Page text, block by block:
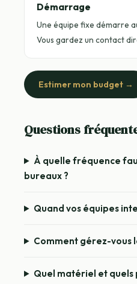
Démarrage
Une équipe fixe démarre
Vous gardez un contact
Estimer mon budget →
Questions
À quelle fréquence
bureaux ?
Quand vos équipes
Comment gérez-vous
Quel matériel et quels